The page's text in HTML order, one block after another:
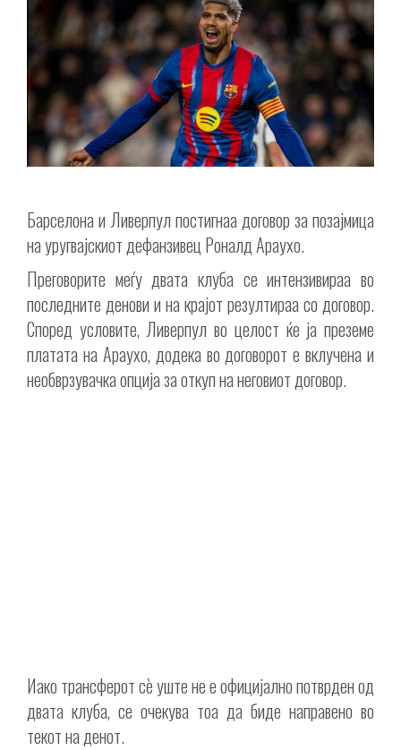
Барселона и Ливерпул постигнаа договор за позајмица
на уругвајскиот дефанзивец Роналд Араухо.
Преговорите меѓу двата клуба се интензивираа во
последните денови и на крајот резултираа со договор.
Според условите, Ливерпул во целост ќе ја преземе
платата на Араухо, додека во договорот е вклучена и
необврзувачка опција за откуп на неговиот договор.
Иако трансферот сè уште не е официјално потврден од
двата клуба, се очекува тоа да биде направено во
текот на денот.